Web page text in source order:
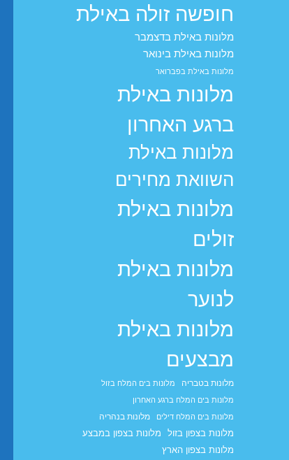
חופשה זולה באילת
מלונות באילת בדצמבר
מלונות באילת בינואר
מלונות באילת בפברואר
מלונות באילת
ברגע האחרון
מלונות באילת
השוואת מחירים
מלונות באילת
זולים
מלונות באילת
לנוער
מלונות באילת
מבצעים
מלונות בטבריה
מלונות בים המלח בזול
מלונות בים המלח ברגע האחרון
מלונות בים המלח דילים
מלונות בנהריה
מלונות בצפון בזול
מלונות בצפון במבצע
מלונות בצפון הארץ